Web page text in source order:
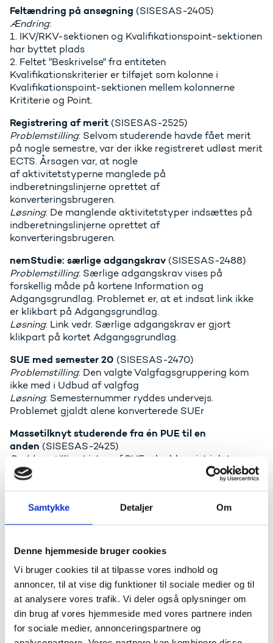
Samtykke Detaljer Om
Denne hjemmeside bruger cookies
Vi bruger cookies til at tilpasse vores indhold og
annoncer, til at vise dig funktioner til sociale medier og til
at analysere vores trafik. Vi deler også oplysninger om
din brug af vores hjemmeside med vores partnere inden
for sociale medier, annonceringspartnere og
Feltændring på ansøgning (SISESAS-2405)
Ændring:
1. IKV/RKV-sektionen og Kvalifikationspoint-sektionen
har byttet plads
2. Feltet "Beskrivelse" fra entiteten
Kvalifikationskriterier er tilføjet som kolonne i
Kvalifikationspoint-sektionen mellem kolonnerne
Krititerie og Point.
Registrering af merit (SISESAS-2525)
Problemstilling: Selvom studerende havde fået merit
på nogle semestre, var der ikke registreret udløst merit
ECTS. Årsagen var, at nogle
af aktivitetstyperne manglede på
indberetningslinjerne oprettet af
konverteringsbrugeren.
Løsning: De manglende aktivitetstyper indsættes på
indberetningslinjerne oprettet af
konverteringsbrugeren.
nemStudie: særlige adgangskrav (SISESAS-2488)
Problemstilling: Særlige adgangskrav vises på
forskellig måde på kortene Information og
Adgangsgrundlag. Problemet er, at et indsat link ikke
er klikbart på Adgangsgrundlag.
Løsning: Link vedr. Særlige adgangskrav er gjort
klikpart på kortet Adgangsgrundlag.
SUE med semester 20 (SISESAS-2470)
Problemstilling: Den valgte Valgfagsgruppering kom
ikke med i Udbud af valgfag
Løsning: Semesternummer ryddes undervejs.
Problemet gjaldt alene konverterede SUEr
Massetilknyt studerende fra én PUE til en
anden (SISESAS-2425)
Problemstilling
: Listen af PUEr, der blev vist i det
primære vindue, blev filtreret, så kun fremtidige PUE
SUE/GUE
(SISESAS-2122)
Problemstilling
: Indberetningsgrundlagslinje indeholder
STÅ, selvom der ingen STÅ er på SUEn og GUEn.
Problemet var, at feltet STÅ indberettes havde skiftet
status undervejs.
Løsning: Indberetningslinjer bliver opdateret uanset og
feltet STÅ indberettes er slået til eller fra.